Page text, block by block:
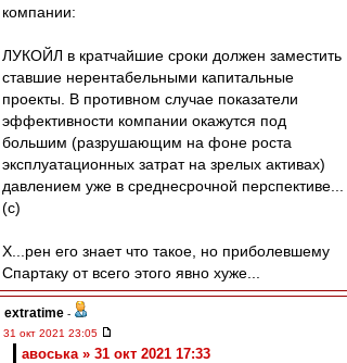
компании:
ЛУКОЙЛ в кратчайшие сроки должен заместить
ставшие нерентабельными капитальные
проекты. В противном случае показатели
эффективности компании окажутся под
большим (разрушающим на фоне роста
эксплуатационных затрат на зрелых активах)
давлением уже в среднесрочной перспективе...
(с)
Х...рен его знает что такое, но приболевшему
Спартаку от всего этого явно хуже...
extratime -
31 окт 2021 23:05
авоська » 31 окт 2021 17:33